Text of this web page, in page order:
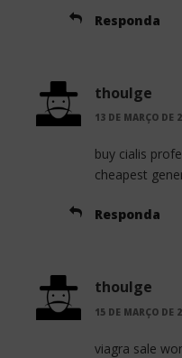
Responda
thoulge
13 DE MARÇO DE
buy cialis
cheapest
Responda
thoulge
15 DE MARÇO DE
viagra sale